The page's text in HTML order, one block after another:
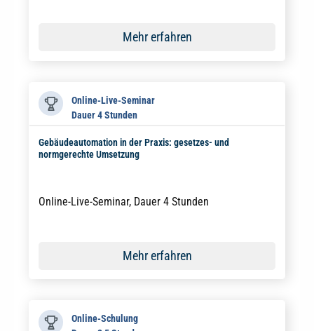
Mehr erfahren
Online-Live-Seminar
Dauer 4 Stunden
Gebäudeautomation in der Praxis: gesetzes- und
normgerechte Umsetzung
Online-Live-Seminar, Dauer 4 Stunden
Mehr erfahren
Online-Schulung